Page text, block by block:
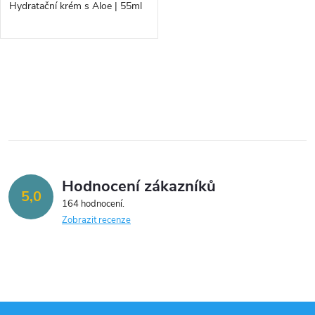
d
u
ů
d
t
ů
Hydratační krém s Aloe | 55ml
l
d
a
p
5,0 Hodnocení zákazníků
164 hodnocení
Zobrazit recenze